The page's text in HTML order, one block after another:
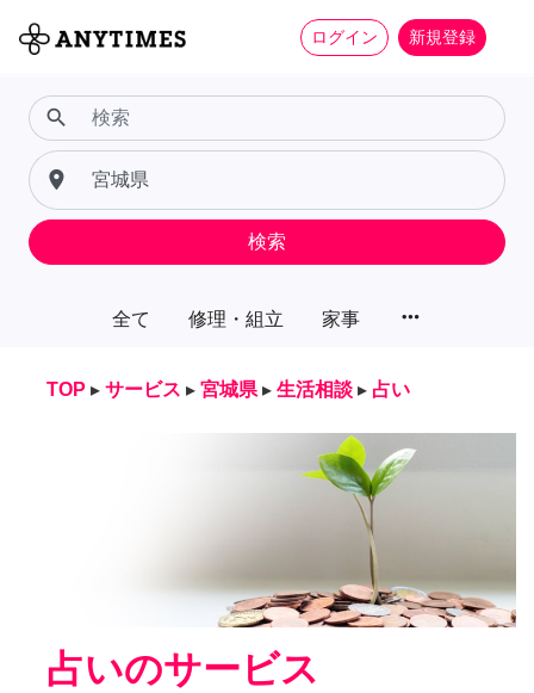
ログイン 新規登録
全て 修理・組立 家事 more_horiz
search
place
検索
TOP ▸ サービス ▸ 宮城県 ▸ 生活相談 ▸ 占い
占いのサービス